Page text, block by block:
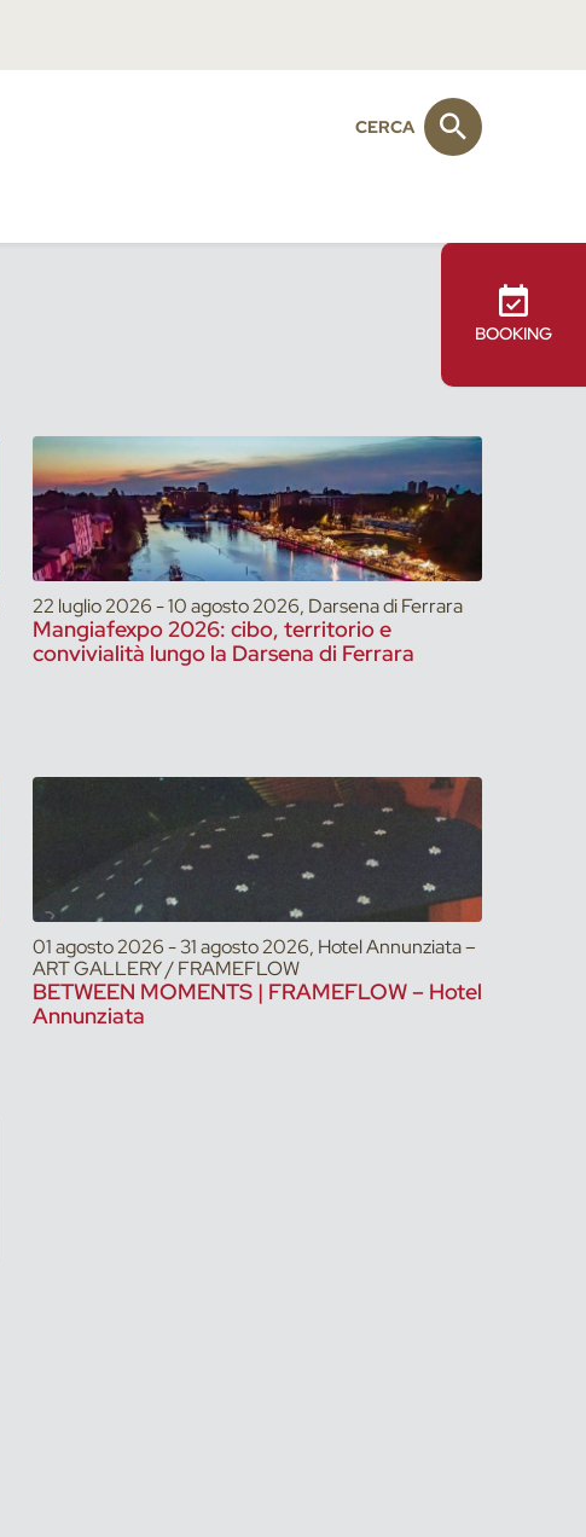
BOOKING
CERCA
22 luglio 2026 - 10 agosto 2026, Darsena di Ferrara
Mangiafexpo 2026: cibo, territorio e
convivialità lungo la Darsena di Ferrara
01 agosto 2026 - 31 agosto 2026, Hotel Annunziata –
ART GALLERY / FRAMEFLOW
BETWEEN MOMENTS | FRAMEFLOW – Hotel
Annunziata